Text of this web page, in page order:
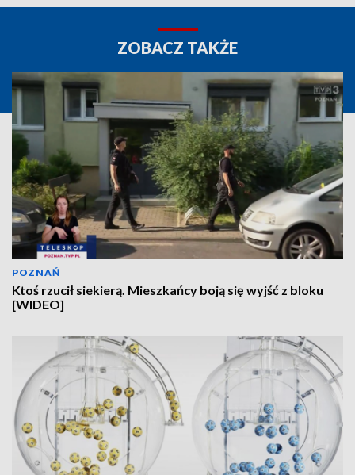
ZOBACZ TAKŻE
POZNAŃ
Ktoś rzucił siekierą. Mieszkańcy boją się wyjść z bloku
[WIDEO]